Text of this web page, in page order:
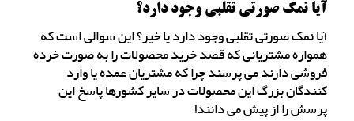
آیا نمک صورتی تقلبی وجود دارد؟
آیا نمک صورتی تقلبی وجود دارد یا خیر؟ این سوالی است که
همواره مشتریانی که قصد خرید محصولات را به صورت خرده
فروشی دارند می پرسند چرا که مشتریان عمده یا وارد
کنندگان بزرگ این محصولات در سایر کشورها پاسخ این
پرسش را از پیش می دانند!